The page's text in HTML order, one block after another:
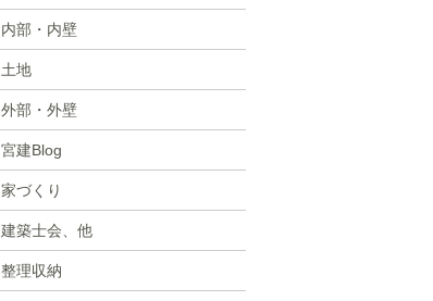
内部・内壁
土地
外部・外壁
宮建Blog
家づくり
建築士会、他
整理収納